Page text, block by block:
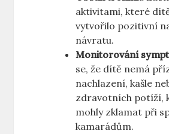
aktivitami, které
vytvořilo pozitivní
návratu.
Monitorování
se, že dítě nemá
nachlazení, kašle
zdravotních potíží,
mohly zklamat při
kamarádům.